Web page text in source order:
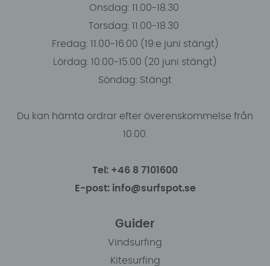
Onsdag: 11.00-18.30
Torsdag: 11.00-18.30
Fredag: 11.00-16:00 (19:e juni stängt)
Lördag: 10.00-15.00 (20 juni stängt)
Söndag: Stängt
Du kan hämta ordrar efter överenskommelse från
10.00.
Tel: +46 8 7101600
E-post: info@surfspot.se
Guider
Vindsurfing
Kitesurfing